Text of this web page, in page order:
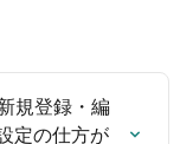
規登録・編
定の仕方が